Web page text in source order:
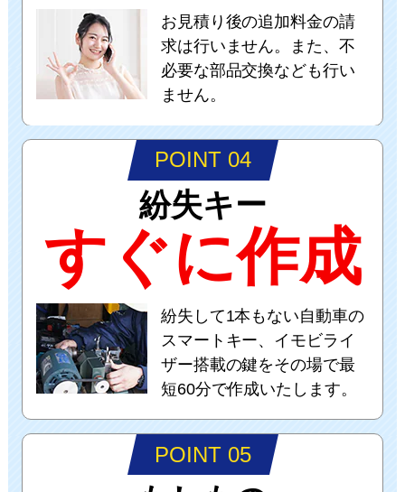
お見積り後の追加料金の請
求は行いません。また、不
必要な部品交換なども行い
ません。
POINT 04
紛失キー
すぐに作成
紛失して1本もない自動車の
スマートキー、イモビライ
ザー搭載の鍵をその場で最
短60分で作成いたします。
POINT 05